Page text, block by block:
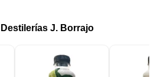
J. Borrajo